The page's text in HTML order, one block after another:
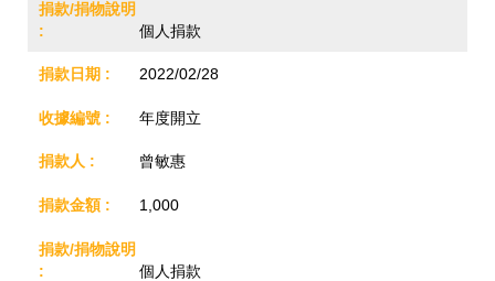
個人捐款
2022/02/28
年度開立
曾敏惠
1,000
個人捐款